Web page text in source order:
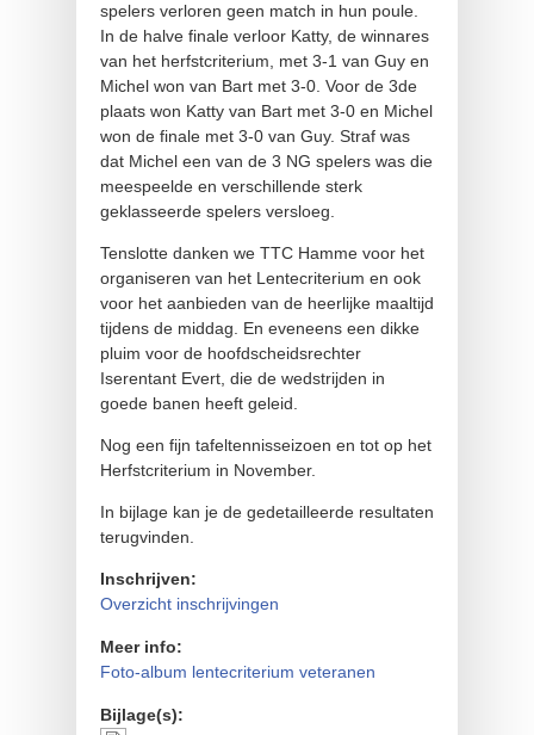
spelers verloren geen match in hun poule.
In de halve finale verloor Katty, de winnares
van het herfstcriterium, met 3-1 van Guy en
Michel won van Bart met 3-0. Voor de 3de
plaats won Katty van Bart met 3-0 en Michel
won de finale met 3-0 van Guy. Straf was
dat Michel een van de 3 NG spelers was die
meespeelde en verschillende sterk
geklasseerde spelers versloeg.
Tenslotte danken we TTC Hamme voor het
organiseren van het Lentecriterium en ook
voor het aanbieden van de heerlijke maaltijd
tijdens de middag. En eveneens een dikke
pluim voor de hoofdscheidsrechter
Iserentant Evert, die de wedstrijden in
goede banen heeft geleid.
Nog een fijn tafeltennisseizoen en tot op het
Herfstcriterium in November.
In bijlage kan je de gedetailleerde resultaten
terugvinden.
Inschrijven:
Overzicht inschrijvingen
Meer info:
Foto-album lentecriterium veteranen
Bijlage(s):